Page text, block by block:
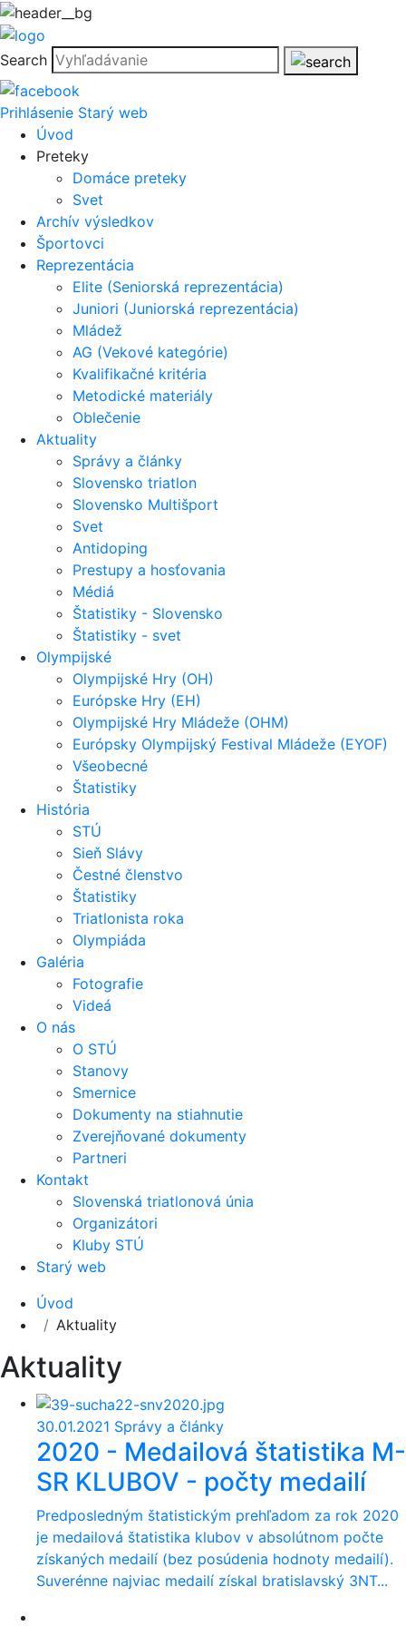
Search
Prihlásenie Starý web
Úvod
Preteky
Domáce preteky
Svet
Archív výsledkov
Športovci
Reprezentácia
Elite (Seniorská reprezentácia)
Juniori (Juniorská reprezentácia)
Mládež
AG (Vekové kategórie)
Kvalifikačné kritéria
Metodické materiály
Oblečenie
Aktuality
Správy a články
Slovensko triatlon
Slovensko Multišport
Svet
Antidoping
Prestupy a hosťovania
Médiá
Štatistiky - Slovensko
Štatistiky - svet
Olympijské
Olympijské Hry (OH)
Európske Hry (EH)
Olympijské Hry Mládeže (OHM)
Európsky Olympijský Festival Mládeže (EYOF)
Všeobecné
Štatistiky
História
STÚ
Sieň Slávy
Čestné členstvo
Štatistiky
Triatlonista roka
Olympiáda
Galéria
Fotografie
Videá
O nás
O STÚ
Stanovy
Smernice
Dokumenty na stiahnutie
Zverejňované dokumenty
Partneri
Kontakt
Slovenská triatlonová únia
Organizátori
Kluby STÚ
Starý web
Úvod
Aktuality
Aktuality
30.01.2021 Správy a články
2020 - Medailová štatistika M-
SR KLUBOV - počty medailí
Predposledným štatistickým prehľadom za rok 2020
je medailová štatistika klubov v absolútnom počte
získaných medailí (bez posúdenia hodnoty medailí).
Suverénne najviac medailí získal bratislavský 3NT...